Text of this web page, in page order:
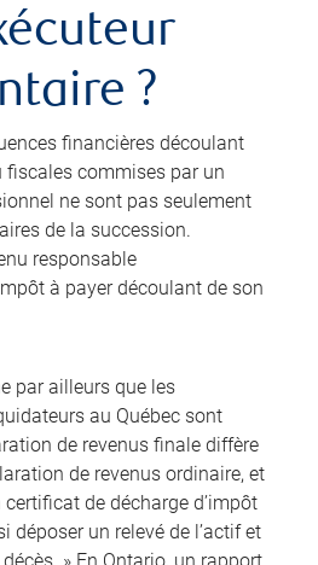
?
financières découlant
fiscales commises par un
ne sont pas seulement
de la succession.
responsable
à payer découlant de son
par ailleurs que les
au Québec sont
de revenus finale diffère
de revenus ordinaire, et
de décharge d’impôt
déposer un relevé de l’actif et
» En Ontario, un rapport